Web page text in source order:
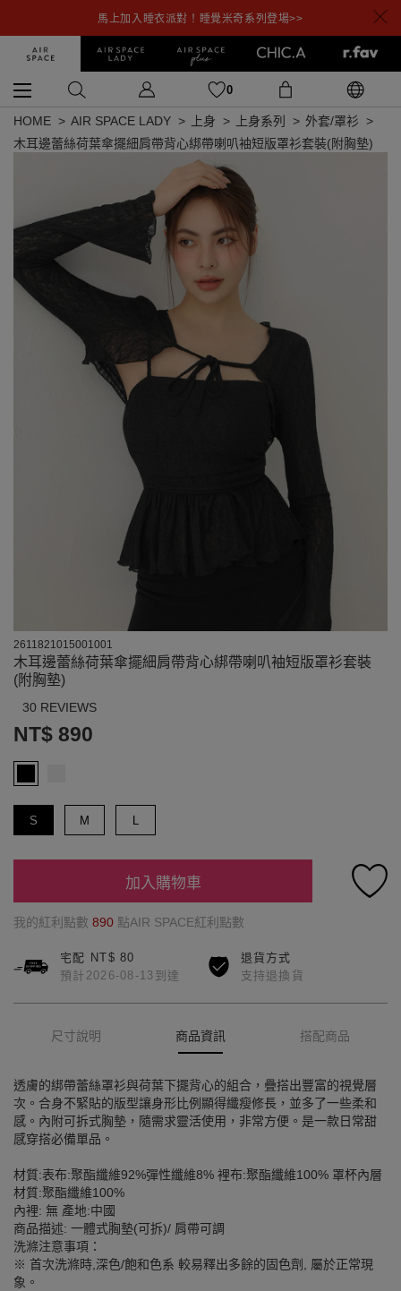
馬上加入睡衣派對！睡覺米奇系列登場>>
0
HOME AIR SPACE LADY 上身 上身系列
外套/罩衫
木耳邊蕾絲荷葉傘擺細肩帶背心綁帶喇叭袖短版罩衫套裝(附胸墊)
2611821015001001
木耳邊蕾絲荷葉傘擺細肩帶背心綁帶喇叭袖短版罩衫套裝
(附胸墊)
30 REVIEWS
NT$ 890
S M L
加入購物車
我的紅利點數 890 點AIR SPACE紅利點數
宅配 NT$ 80
預計2026-08-13到達
退貨方式
支持退換貨
尺寸說明 商品資訊 搭配商品
透膚的綁帶蕾絲罩衫與荷葉下擺背心的組合，疊搭出豐富的視覺層
次。合身不緊貼的版型讓身形比例顯得纖瘦修長，並多了一些柔和
感。內附可拆式胸墊，隨需求靈活使用，非常方便。是一款日常甜
感穿搭必備單品。
材質:表布:聚酯纖維92%彈性纖維8% 裡布:聚酯纖維100% 罩杯內層
材質:聚酯纖維100%
內裡: 無 產地:中國
商品描述: 一體式胸墊(可拆)/ 肩帶可調
洗滌注意事項：
※ 首次洗滌時,深色/飽和色系 較易釋出多餘的固色劑, 屬於正常現
象。